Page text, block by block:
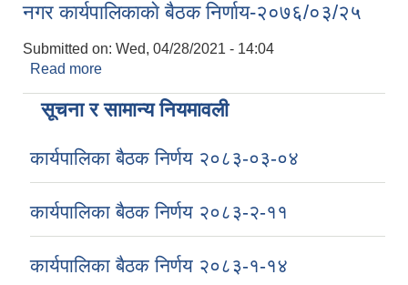
नगर कार्यपालिकाकाे बैठक निर्णाय-२०७६/०३/२५
Submitted on: Wed, 04/28/2021 - 14:04
Read more
सूचना र सामान्य नियमावली
कार्यपालिका बैठक निर्णय २०८३-०३-०४
कार्यपालिका बैठक निर्णय २०८३-२-११
कार्यपालिका बैठक निर्णय २०८३-१-१४